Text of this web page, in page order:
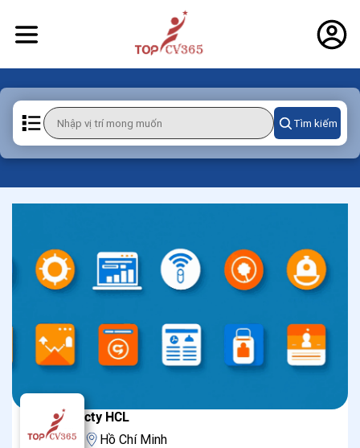
Tìm kiếm
cty HCL
Hồ Chí Minh